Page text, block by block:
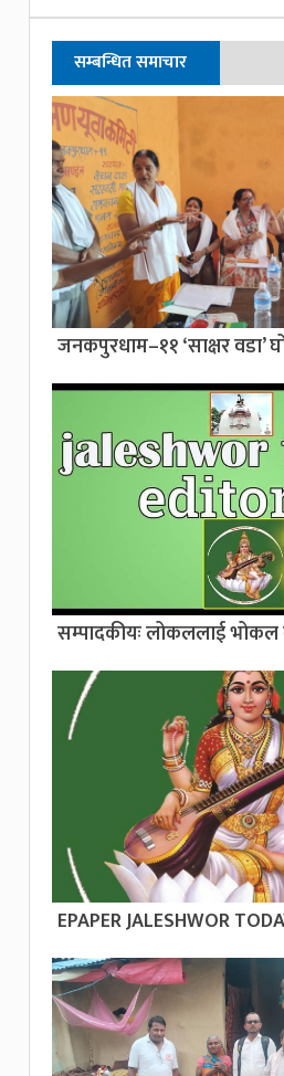
सम्बन्धित समाचार
जनकपुरधाम–११ ‘साक्षर वडा’
सम्पादकीयः लोकललाई
EPAPER JALESHWOR